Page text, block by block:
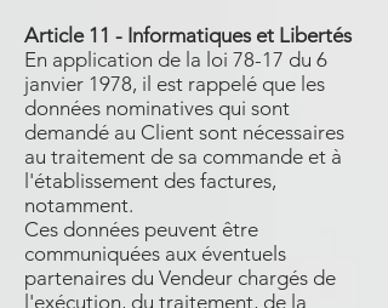
Article 11 - Informatiques et Libertés
En application de la loi 78-17 du 6
janvier 1978, il est rappelé que les
données nominatives qui sont
demandé au Client sont nécessaires
au traitement de sa commande et à
l'établissement des factures,
notamment.
Ces données peuvent être
communiquées aux éventuels
partenaires du Vendeur chargés de
l'exécution, du traitement, de la